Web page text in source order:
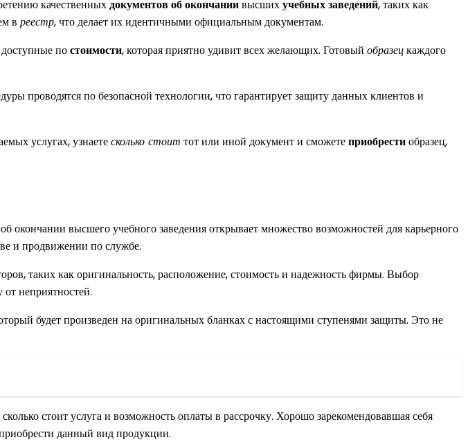
качественныхдокументов об окончаниивысшихучебных заведений, таких как
в реестр, что делает их идентичными официальным документам.
постоимости, которая приятно удивит всех желающих. Готовый образецкаждого
проводятся по безопасной технологии, что гарантирует защиту данных клиентов и
услугах, узнаетесколько стоит тот или иной документ и сможетеприобрестиобразец,
высшего учебного заведения открывает множество возможностей для карьерного
и продвижении по службе.
таких как оригинальность, расположение, стоимость и надежность фирмы. Выбор
неприятностей.
будет произведен на оригинальных бланках с настоящими ступенями защиты. Это не
стоит услуга и возможность оплаты в рассрочку. Хорошо зарекомендовавшая себя
данный вид продукции.